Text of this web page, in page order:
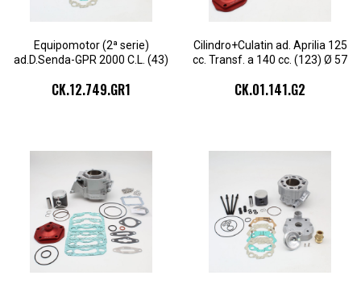
Equipomotor (2ª serie)
ad.D.Senda-GPR 2000 C.L. (43)
CK.12.749.GR1
Cilindro+Culatin ad. Aprilia 125
cc. Transf. a 140 cc. (123) Ø 57
CK.01.141.G2